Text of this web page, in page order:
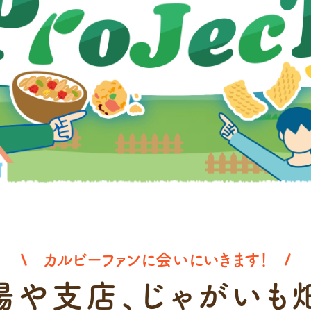
カルビーファンに会いにいきます！
や支店、 じゃがいも